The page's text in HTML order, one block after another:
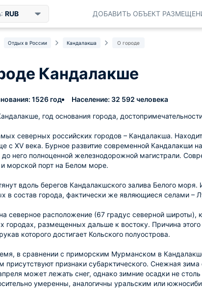
RUB ДОБАВИТЬ ОБЪЕКТ
Отдых в России Кандалакша О городе
Кандалакше
1526 год
Население: 32 592 человека
год основания города,
северных российских городов – Кандалакша.
с XV века. Бурное развитие современной Кандалакши
до него полноценной железнодорожной магистрали.
и морской порт на Белом море.
вдоль берегов Кандалакшского залива Белого
в состав города, фактически же являющиеся селами –
северное расположение (67 градус северной широты),
городах, размещенных дальше к востоку. Причина
которого достигает Кольского полуострова.
в сравнении с приморским Мурманском в
присутствуют признаки субарктического. Снежная
может лежать снег, однако зимние осадки не
умеренны, аналогичны уральским или